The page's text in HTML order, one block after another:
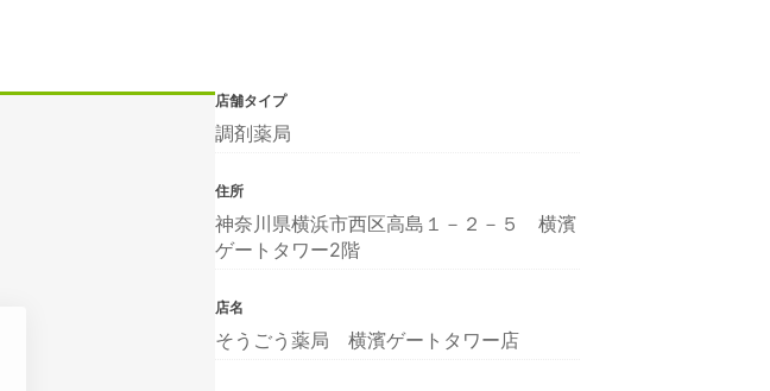
店舗タイプ
調剤薬局
住所
神奈川県横浜市西区高島１－２－５ 横濱
ゲートタワー2階
店名
そうごう薬局 横濱ゲートタワー店